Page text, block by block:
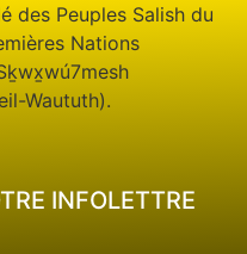
des Peuples Salish du
Nations
Waututh).
INFOLETTRE